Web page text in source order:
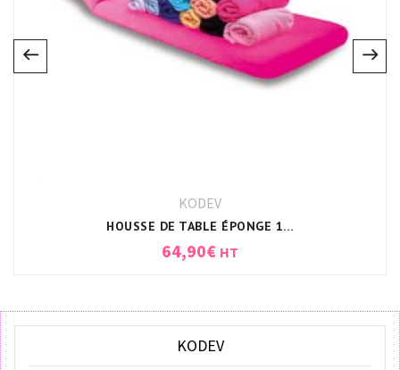
KODEV
HOUSSE DE TABLE ÉPONGE 198X71X11CM BLANC
64,90€ HT
KODEV